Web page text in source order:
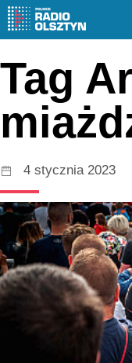
Tag
4 stycznia 2023